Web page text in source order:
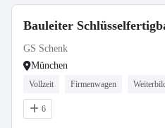
Bauleiter
GS Schenk
München
Vollzeit Firmenwagen
6